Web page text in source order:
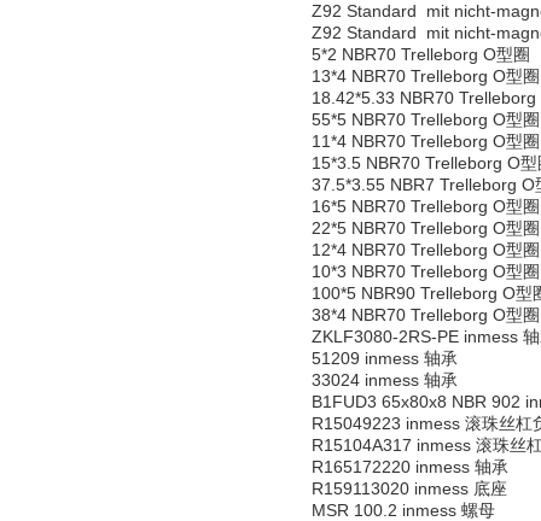
Z92 Standard mit nicht-
Z92 Standard mit nicht-
5*2 NBR70 Trelleborg O型圈
13*4 NBR70 Trelleborg O型圈
18.42*5.33 NBR70 Trelleborg
55*5 NBR70 Trelleborg O型圈
11*4 NBR70 Trelleborg O型圈
15*3.5 NBR70 Trelleborg O型
37.5*3.55 NBR7 Trelleborg O
16*5 NBR70 Trelleborg O型圈
22*5 NBR70 Trelleborg O型圈
12*4 NBR70 Trelleborg O型圈
10*3 NBR70 Trelleborg O型圈
100*5 NBR90 Trelleborg O型
38*4 NBR70 Trelleborg O型圈
ZKLF3080-2RS-PE inmess
51209 inmess 轴承
33024 inmess 轴承
B1FUD3 65x80x8 NBR 902
R15049223 inmess 滚珠丝杠
R15104A317 inmess 滚珠丝
R165172220 inmess 轴承
R159113020 inmess 底座
MSR 100.2 inmess 螺母